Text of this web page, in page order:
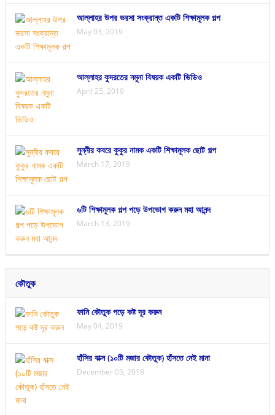
আল্লাহর উপর ভরসা সংক্রান্ত একটি শিক্ষামূলক গল্প
May 03, 2019
আল্লাহর কুদরতের নমুনা বিষয়ক একটি ভিডিও
April 25, 2019
সুন্নীর কবরে কুকুর নামক একটি শিক্ষামূলক ছোট গল্প
March 17, 2019
৬টি শিক্ষামূলক গল্প পড়ে উপভোগ করুন মহা আনন্দ
March 13, 2019
কৌতুক
ফানি কৌতুক পড়ে কষ্ট দূর করুন
May 04, 2019
হাঁসির বাক্স (১০টি মজার কৌতুক) হাঁসতে নেই মানা
December 05, 2018